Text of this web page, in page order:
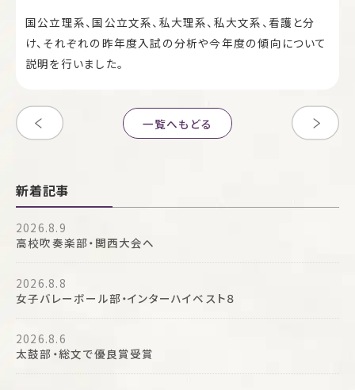
国公立理系、国公立文系、私大理系、私大文系、看護と分
け、それぞれの昨年度入試の分析や今年度の傾向について
説明を行いました。
一覧へもどる
新着記事
2026.8.9
高校吹奏楽部・関西大会へ
2026.8.8
女子バレーボール部・インターハイベスト８
2026.8.6
太鼓部・総文で優良賞受賞